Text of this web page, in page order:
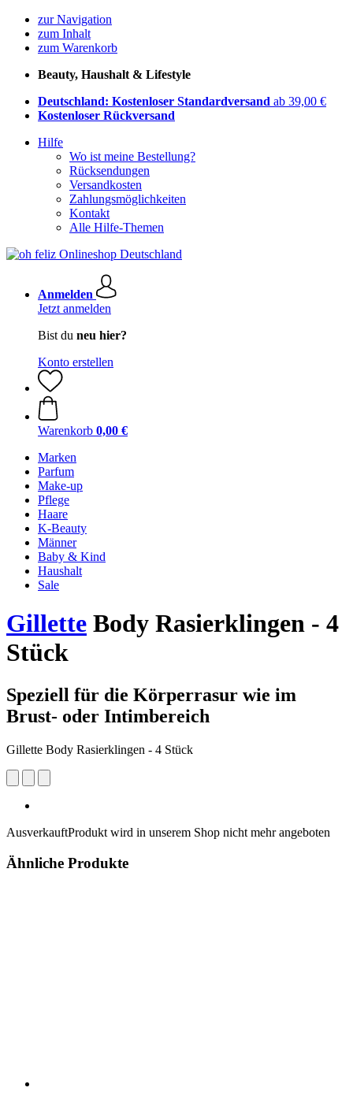
zur Navigation
zum Inhalt
zum Warenkorb
Beauty, Haushalt & Lifestyle
Deutschland: Kostenloser Standardversand ab 39,00 €
Kostenloser Rückversand
Hilfe
Wo ist meine Bestellung?
Rücksendungen
Versandkosten
Zahlungsmöglichkeiten
Kontakt
Alle Hilfe-Themen
Anmelden
Jetzt anmelden
Bist du neu hier?
Konto erstellen
Warenkorb 0,00 €
Marken
Parfum
Make-up
Pflege
Haare
K-Beauty
Männer
Baby & Kind
Haushalt
Sale
Gillette Body Rasierklingen - 4
Stück
Speziell für die Körperrasur wie im
Brust- oder Intimbereich
Gillette Body Rasierklingen - 4 Stück
AusverkauftProdukt wird in unserem Shop nicht mehr angeboten
Ähnliche Produkte